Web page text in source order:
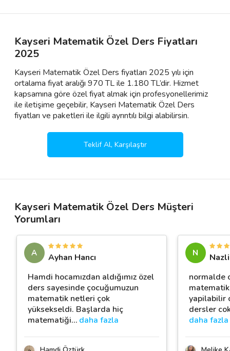
Kayseri Matematik Özel Ders Fiyatları
2025
Kayseri Matematik Özel Ders fiyatları 2025 yılı için
ortalama fiyat aralığı 970 TL ile 1.180 TL’dir. Hizmet
kapsamına göre özel fiyat almak için profesyonellerimiz
ile iletişime geçebilir, Kayseri Matematik Özel Ders
fiyatları ve paketleri ile ilgili ayrıntılı bilgi alabilirsin.
Teklif Al, Karşılaştır
Kayseri Matematik Özel Ders Müşteri
Yorumları
A
Ayhan Hancı
Hamdi hocamızdan aldığımız özel
ders sayesinde çocuğumuzun
matematik netleri çok
yüksekseldi. Başlarda hiç
matematiği… daha fazla
N
Nazli
normalde
yapilabilir
dersler
daha fazla